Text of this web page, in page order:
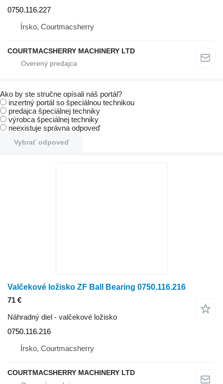
0750.116.227
Írsko, Courtmacsherry
COURTMACSHERRY MACHINERY LTD
Ako by ste stručne opísali náš portál?
inzertný portál so špeciálnou technikou
predajca špeciálnej techniky
výrobca špeciálnej techniky
neexistuje správna odpoveď
Vybrať odpoveď
Valčekové ložisko ZF Ball Bearing 0750.116.216
71 €
Náhradný diel - valčekové ložisko
0750.116.216
Írsko, Courtmacsherry
COURTMACSHERRY MACHINERY LTD